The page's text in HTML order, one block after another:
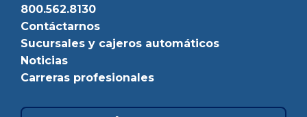
800.562.8130
Contáctarnos
Sucursales y cajeros automáticos
Noticias
Carreras profesionales